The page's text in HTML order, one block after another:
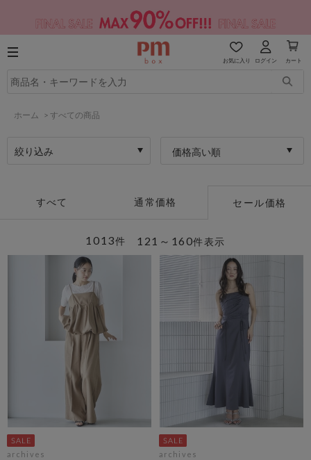
お気に入り ログイン カート
ホーム > すべての商品
絞り込み 価格高い順
すべて 通常価格 セール価格
121～160件表示
1013件
archives archives